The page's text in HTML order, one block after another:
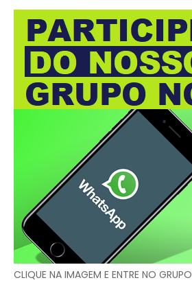
CLIQUE NA IMAGEM E ENTRE NO GRUPO